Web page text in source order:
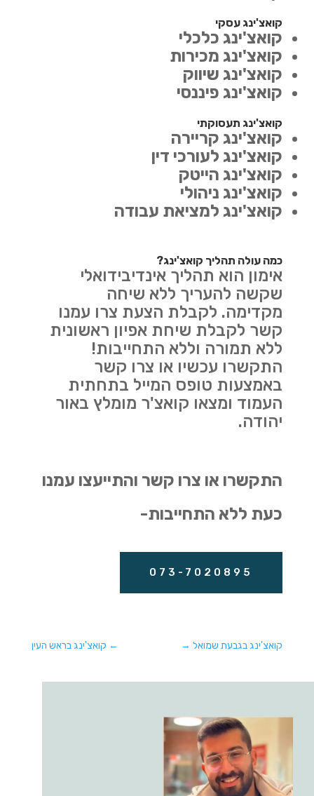
קואצ'ינג עסקי
קואצ'ינג כלכלי
קואצ'ינג מכירות
קואצ'ינג שיווק
קואצ'ינג פיננסי
קואצ'ינג תעסוקתי
קואצ'ינג קריירה
קואצ'ינג לעורכי דין
קואצ'ינג הייטק
קואצ'ינג ניהולי
קואצ'ינג למציאת עבודה
כמה עולה תהליך קואצ'ינג?
אימון הוא תהליך אינדיבידואלי
שקשה להעריך ללא שיחה
מקדימה. לקבלת הצעת צרו עמנו
קשר לקבלת שיחת אפיון ראשונית
ללא תמורה וללא התחייבות!
התקשרו עכשיו או צרו קשר
באמצעות טופס המייל בתחתית
העמוד ומצאו קואצ'ר מומלץ באור
יהודה.
התקשרו או צרו קשר והתייעצו עמנו
כעת ללא התחייבות-
073-7020895
← קואצ'ינג בראש העין קואצ'ינג בגבעת שמואל→